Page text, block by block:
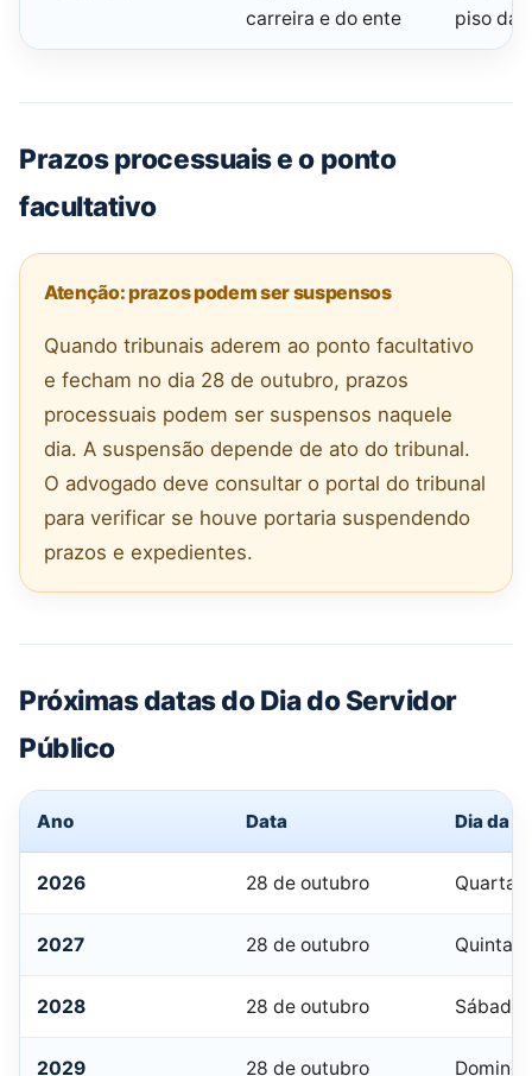
carreira e do ente
piso da
Prazos processuais e o ponto
facultativo
Atenção: prazos podem ser suspensos
Quando tribunais aderem ao ponto facultativo
e fecham no dia 28 de outubro, prazos
processuais podem ser suspensos naquele
dia. A suspensão depende de ato do tribunal.
O advogado deve consultar o portal do tribunal
para verificar se houve portaria suspendendo
prazos e expedientes.
Próximas datas do Dia do Servidor
Público
Ano Data Dia da
2026 28 de outubro Quarta-
2027 28 de outubro Quinta-
2028 28 de outubro Sábado
2029 28 de outubro Domingo